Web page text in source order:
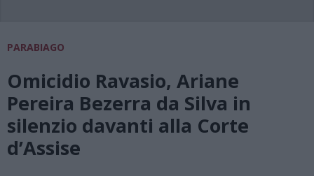
PARABIAGO
Omicidio Ravasio, Ariane
Pereira Bezerra da Silva in
silenzio davanti alla Corte
d’Assise